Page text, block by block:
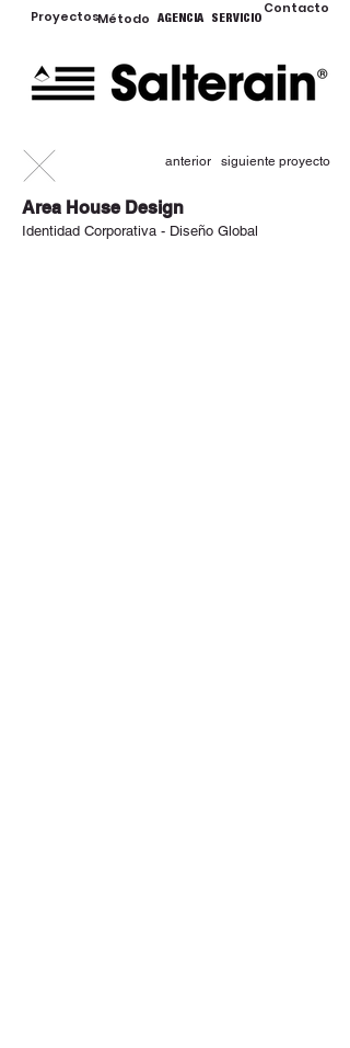
ProyectosMétodo AGENCIA SERVICIO
Contacto
anterior siguiente proyecto
Area House Design
Identidad Corporativa - Diseño Global